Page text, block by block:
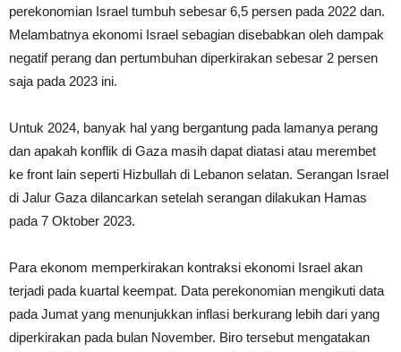
perekonomian Israel tumbuh sebesar 6,5 persen pada 2022 dan.
Melambatnya ekonomi Israel sebagian disebabkan oleh dampak
negatif perang dan pertumbuhan diperkirakan sebesar 2 persen
saja pada 2023 ini.
Untuk 2024, banyak hal yang bergantung pada lamanya perang
dan apakah konflik di Gaza masih dapat diatasi atau merembet
ke front lain seperti Hizbullah di Lebanon selatan. Serangan Israel
di Jalur Gaza dilancarkan setelah serangan dilakukan Hamas
pada 7 Oktober 2023.
Para ekonom memperkirakan kontraksi ekonomi Israel akan
terjadi pada kuartal keempat. Data perekonomian mengikuti data
pada Jumat yang menunjukkan inflasi berkurang lebih dari yang
diperkirakan pada bulan November. Biro tersebut mengatakan